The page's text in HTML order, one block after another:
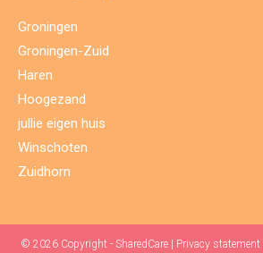
Groningen
Groningen-Zuid
Haren
Hoogezand
jullie eigen huis
Winschoten
Zuidhorn
© 2026 Copyright - SharedCare | Privacy statement|